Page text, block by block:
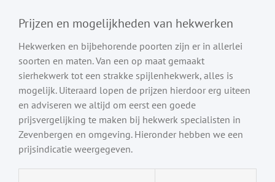
Prijzen en mogelijkheden van hekwerken
Hekwerken en bijbehorende poorten zijn er in allerlei
soorten en maten. Van een op maat gemaakt
sierhekwerk tot een strakke spijlenhekwerk, alles is
mogelijk. Uiteraard lopen de prijzen hierdoor erg uiteen
en adviseren we altijd om eerst een goede
prijsvergelijking te maken bij hekwerk specialisten in
Zevenbergen en omgeving. Hieronder hebben we een
prijsindicatie weergegeven.